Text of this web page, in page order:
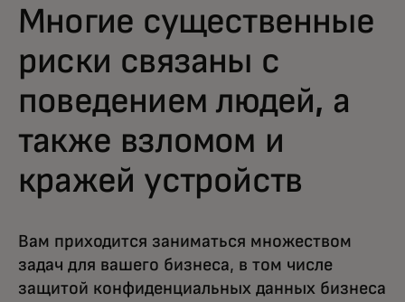
Многие существенные
риски связаны с
поведением людей, а
также взломом и
кражей устройств
Вам приходится заниматься множеством
задач для вашего бизнеса, в том числе
защитой конфиденциальных данных бизнеса